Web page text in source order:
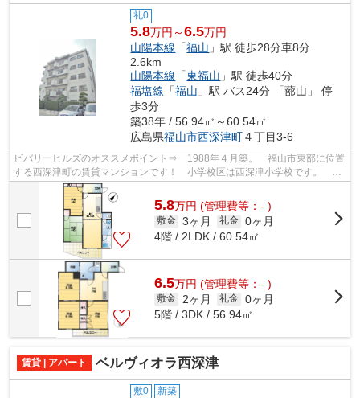
礼0
5.8万円～6.5万円
山陽本線 「福山 」駅 徒歩28分車8分
2.6km
山陽本線 「東福山 」駅 徒歩40分
福塩線 「福山 」駅 バス24分 「蔀山」 停
歩3分
築38年 / 56.94㎡～60.54㎡
広島県福山市西深津町４丁目3-6
ビバリーヒルズのオススメポイント⇒ 1988年４月築。 福山市東部に位置
する西深津町の賃貸マンションです！ 小学校区は西深津小学校です。 都
市ガス☆ 最寄りのスーパーへは徒歩約6...
5.8万円 (管理費等：- )
敷金 3ヶ月 礼金 0ヶ月
4階 / 2LDK / 60.54㎡
6.5万円 (管理費等：- )
敷金 2ヶ月 礼金 0ヶ月
5階 / 3DK / 56.94㎡
賃貸 | アパート ベルヴィオラ西深津
敷0 新築